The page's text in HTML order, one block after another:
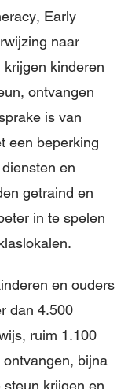
Early
naar
kinderen
ontvangen
is van
een beperking
en
getraind en
in te spelen
en ouders
dan 4.500
ruim 1.100
bijna
krijgen en